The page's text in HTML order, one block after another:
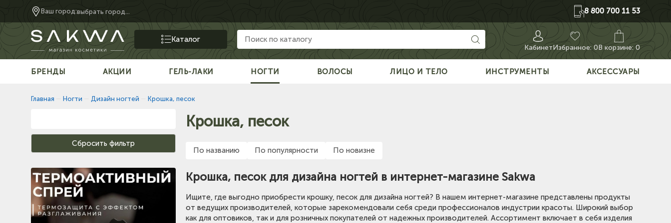
Ваш город:выбрать город... 8 800 700 11 53
Каталог
КабинетИзбранное:0В корзине: 0
БРЕНДЫ АКЦИИ ГЕЛЬ-ЛАКИ НОГТИ ВОЛОСЫ ЛИЦО И ТЕЛО ИНСТРУМЕНТЫ АКСЕССУАРЫ
Главная Ногти Дизайн ногтей Крошка, песок
Крошка, песок
По названию По популярности По новизне
Крошка, песок для дизайна ногтей в интернет-магазине Sakwa
Ищите, где выгодно приобрести крошку, песок для дизайна ногтей? В нашем интернет-магазине представлены продукты
от ведущих производителей, которые зарекомендовали себя среди профессионалов индустрии красоты. Широкий выбор
как для оптовиков, так и для розничных покупателей от надежных производителей. Ассортимент включает в себя изделия